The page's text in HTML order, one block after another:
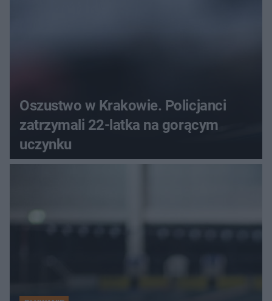
Oszustwo w Krakowie. Policjanci
zatrzymali 22-latka na gorącym
uczynku